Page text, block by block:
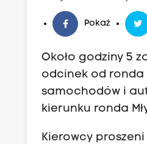
Pokaż
Około godziny 5
odcinek od ronda
samochodów i
kierunku ronda
Kierowcy